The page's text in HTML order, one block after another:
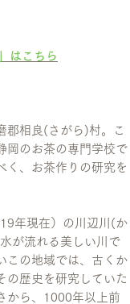
はこちら
郡相良(さがら)村。こ
岡のお茶の専門学校で
く、お茶作りの研究を
年現在）の川辺川(か
が流れる美しい川で
この地域では、古くか
の歴史を研究していた
から、1000年以上前